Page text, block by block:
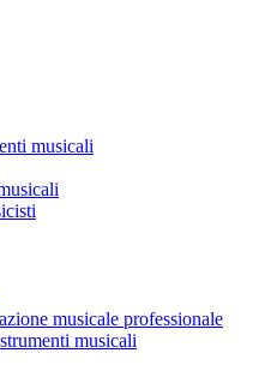
musicali
musicale professionale
musicali